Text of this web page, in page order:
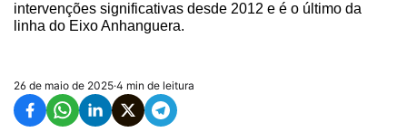
intervenções significativas desde 2012 e é o último da
linha do Eixo Anhanguera.
26 de maio de 2025·4 min de leitura